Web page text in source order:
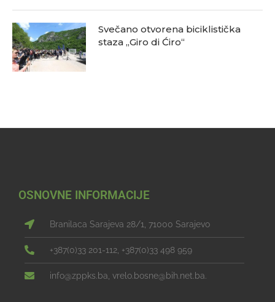
Svečano otvorena biciklistička
staza „Giro di Ćiro“
OSNOVNE INFORMACIJE
Branilaca Sarajeva 28/1, 71000 Sarajevo
+387(0)33 201-112, +387(0)33 498 959
info@zppks.ba, vrelo.bosne@bih.net.ba.